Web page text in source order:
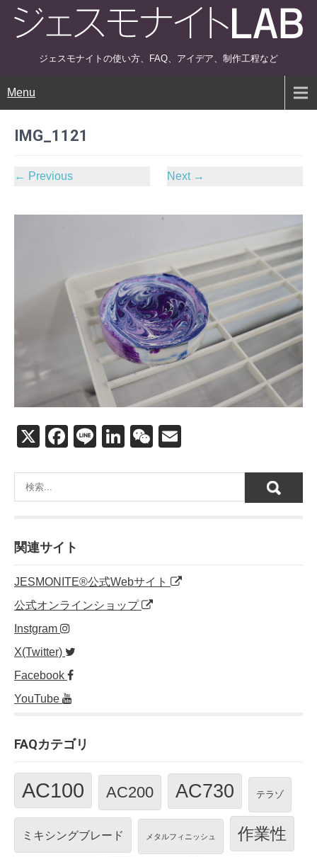
ジェスモナイトの使い方、FAQ、アイデア、制作工程など
Menu
IMG_1121
← Previous Next →
X
F
c
e
o
o
k
Li
e
Li
k
e
W
C
h
ail
関連サイト
JESMONITE®公式Webサイト
公式オンラインショップ
Instgram
X(Twitter)
Facebook
YouTube
FAQカテゴリ
AC100 AC200 AC730 テラゾ
ミキシングブレード メタルフィニッシュ 作業性